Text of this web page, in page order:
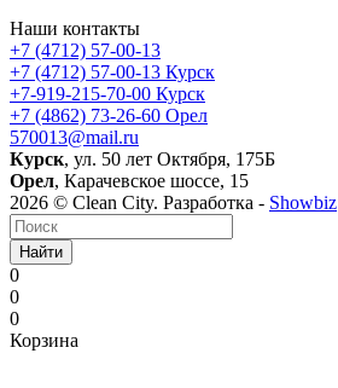
Наши контакты
+7 (4712) 57-00-13
+7 (4712) 57-00-13 Курск
+7-919-215-70-00 Курск
+7 (4862) 73-26-60 Орел
570013@mail.ru
Курск, ул. 50 лет Октября, 175Б
Орел, Карачевское шоссе, 15
2026 © Clean City. Разработка - Showbiz
Найти
0
0
0
Корзина